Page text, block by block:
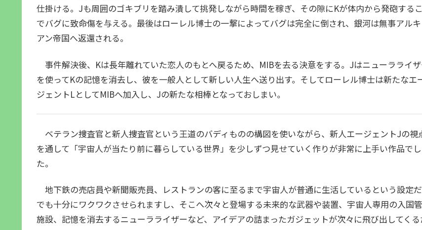
仕掛ける。Jも周囲のゴキブリを踏み潰して挑発しながら時間を稼ぎ、その隙にKが体内から発砲する
でバグに致命傷を与える。最後はローレル博士の一撃によってバグは完全に倒され、銀河は無事アルキ
アン帝国へ返還される。
事件解決後、Kは長年離れていた恋人のもとへ戻るため、MIBを去る決意をする。Jはニューラライ
を使ってKの記憶を消去し、彼を一般人として新しい人生へ送り出す。そしてローレル博士は新たなエ
ジェントLとしてMIBへ加入し、Jの新たな相棒となっておしまい。
ベテラン捜査官と新人捜査官という王道のバディものの構図を使いながら、新人エージェントJの視
を通して「宇宙人が当たり前に暮らしている世界」を少しずつ見せていく作りが非常に上手い作品でし
た。
地下鉄の売店員や新聞販売員、レストランの客に至るまで宇宙人が普通に生活しているという設定
でも十分にワクワクさせられますし、そこへ次々と登場する未来的な武器や装置、宇宙人専用の入国
施設、記憶を消去するニューラライザーなど、アイデアの詰まったガジェットが次々に飛び出してくる